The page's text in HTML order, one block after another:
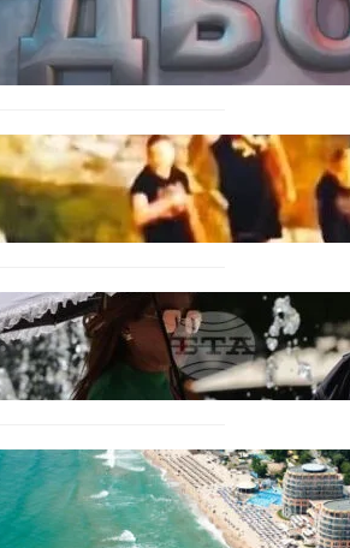
с мрежа от 14
лаборатории е
у нас.
в Банско: Имало
е провокация от
младежи
нацистките
КАТЕГОРИЯ
до 37°: НИМХ обяви
и жълт код за
време.
карта
всички водни бази
Черноморието